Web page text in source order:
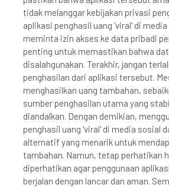
tidak melanggar kebijakan privasi
aplikasi penghasil uang 'viral' di
meminta izin akses ke data pribadi
penting untuk memastikan bahwa
disalahgunakan. Terakhir, jangan
penghasilan dari aplikasi tersebut.
menghasilkan uang tambahan,
sumber penghasilan utama yang
diandalkan. Dengan demikian,
penghasil uang 'viral' di media sosial
alternatif yang menarik untuk
tambahan. Namun, tetap perhatikan
diperhatikan agar penggunaan
berjalan dengan lancar dan aman.